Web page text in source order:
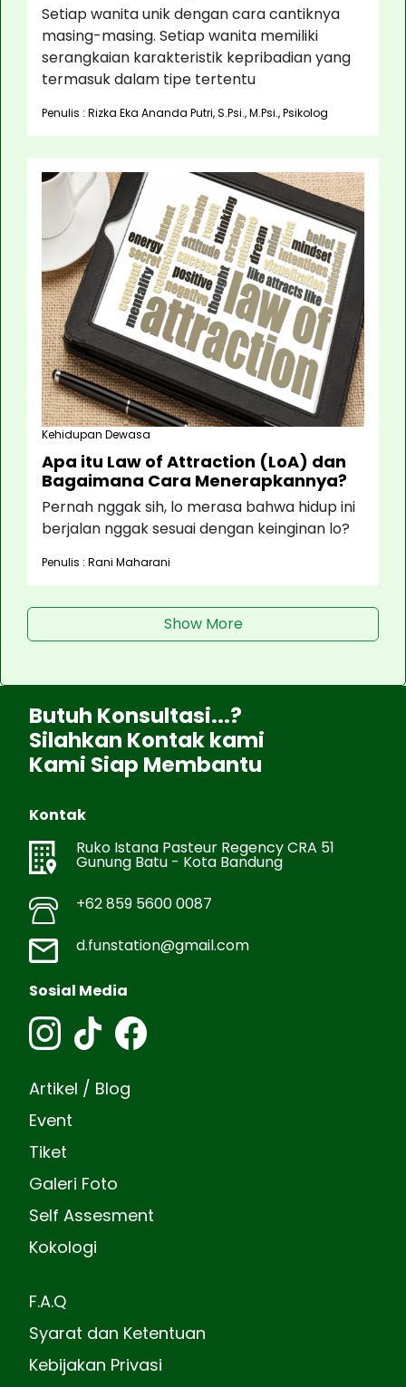
Setiap wanita unik dengan cara cantiknya
masing-masing. Setiap wanita memiliki
serangkaian karakteristik kepribadian yang
termasuk dalam tipe tertentu
Penulis : Rizka Eka Ananda Putri, S.Psi., M.Psi., Psikolog
Kehidupan Dewasa
Apa itu Law of Attraction (LoA) dan
Bagaimana Cara Menerapkannya?
Pernah nggak sih, lo merasa bahwa hidup ini
berjalan nggak sesuai dengan keinginan lo?
Penulis : Rani Maharani
Show More
Butuh Konsultasi...?
Silahkan Kontak kami
Kami Siap Membantu
Kontak
Ruko Istana Pasteur Regency CRA 51
Gunung Batu - Kota Bandung
+62 859 5600 0087
d.funstation@gmail.com
Sosial Media
Artikel / Blog
Event
Tiket
Galeri Foto
Self Assesment
Kokologi
F.A.Q
Syarat dan Ketentuan
Kebijakan Privasi